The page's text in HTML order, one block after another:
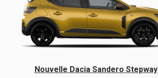
Nouvelle Dacia Sandero Stepway